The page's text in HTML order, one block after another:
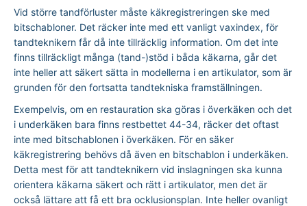
Vid större tandförluster måste käkregistreringen ske med
bitschabloner. Det räcker inte med ett vanligt vaxindex, för
tandteknikern får då inte tillräcklig information. Om det inte
finns tillräckligt många (tand-)stöd i båda käkarna, går det
inte heller att säkert sätta in modellerna i en artikulator, som är
grunden för den fortsatta tandtekniska framställningen.
Exempelvis, om en restauration ska göras i överkäken och det
i underkäken bara finns restbettet 44-34, räcker det oftast
inte med bitschablonen i överkäken. För en säker
käkregistrering behövs då även en bitschablon i underkäken.
Detta mest för att tandteknikern vid inslagningen ska kunna
orientera käkarna säkert och rätt i artikulator, men det är
också lättare att få ett bra ocklusionsplan. Inte heller ovanligt